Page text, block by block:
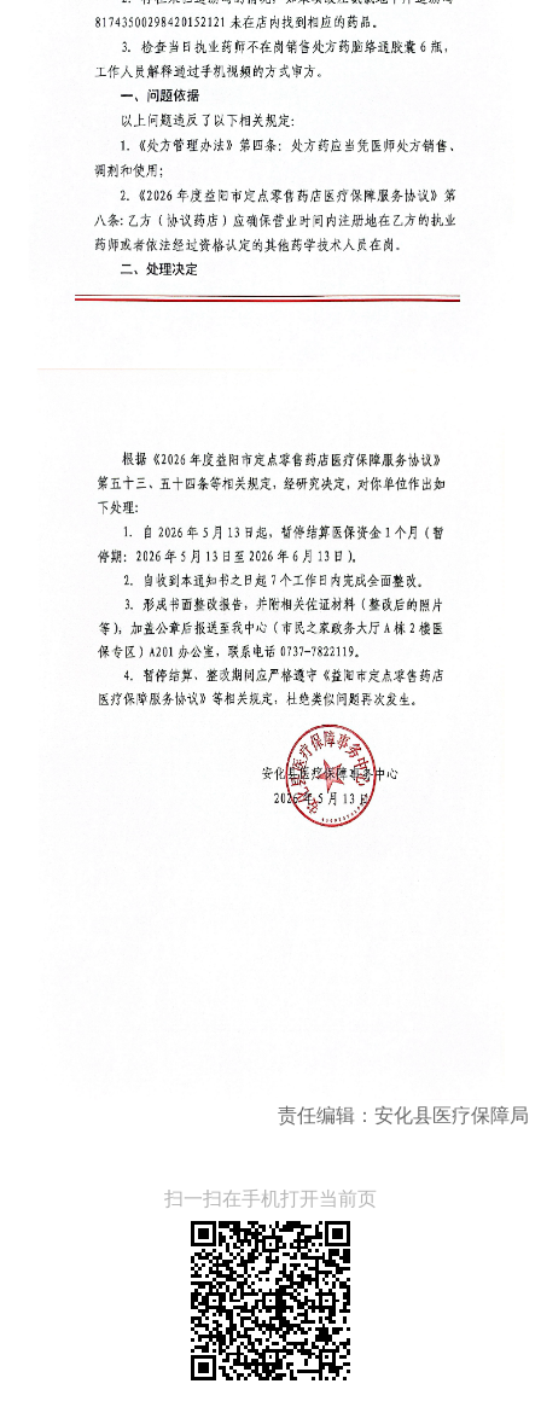
责任编辑：安化县医疗保障局
扫一扫在手机打开当前页